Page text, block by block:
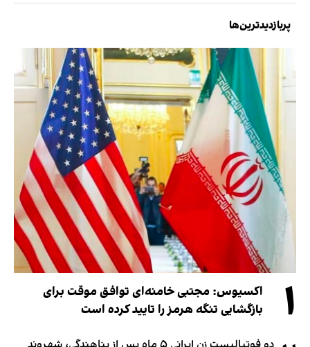
پربازدیدترین‌ها
۱
اکسیوس: مجتبی خامنه‌ای توافق موقت برای
بازگشایی تنگه هرمز را تایید کرده است